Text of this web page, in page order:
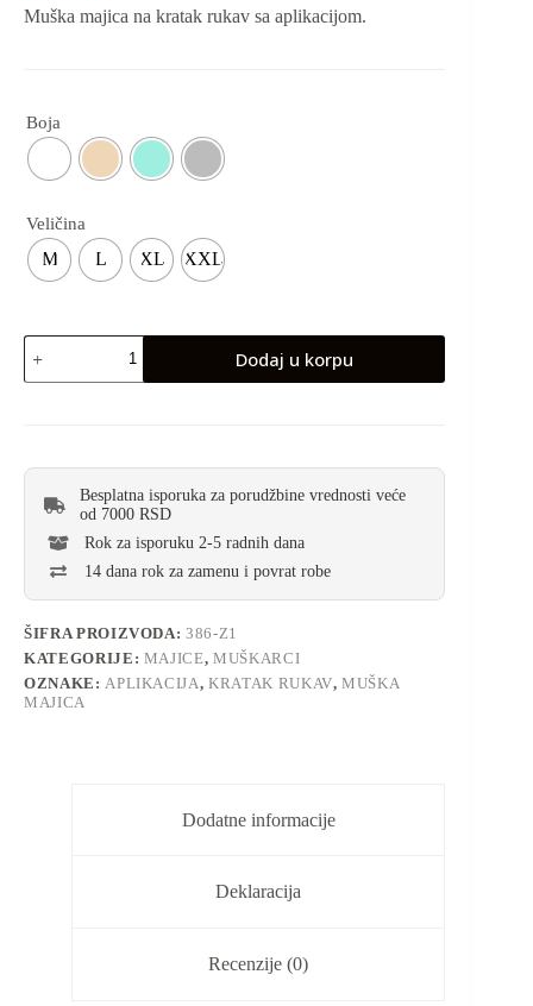
Muška majica na kratak rukav sa aplikacijom.
Boja
Veličina
M L XL XXL
Dodaj u korpu
Besplatna isporuka za porudžbine vrednosti veće
od 7000 RSD
Rok za isporuku 2-5 radnih dana
14 dana rok za zamenu i povrat robe
ŠIFRA PROIZVODA:386-Z1
KATEGORIJE: MAJICE,MUŠKARCI
OZNAKE: APLIKACIJA,KRATAK RUKAV,MUŠKA
MAJICA
Dodatne informacije
Deklaracija
Recenzije (0)